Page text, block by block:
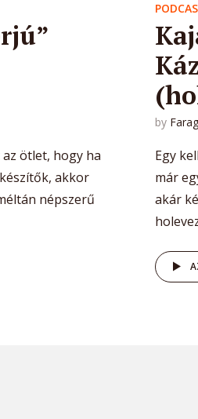
ötlet, hogy ha
akkor
népszerű
by
Egy
már
akár